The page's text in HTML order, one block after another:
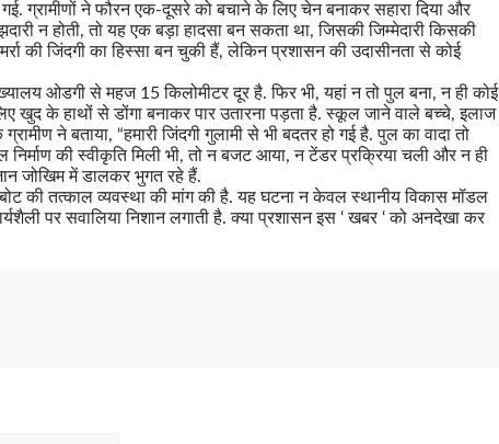
ग्रामीणों ने फौरन एक-दूसरे को बचाने के लिए चेन बनाकर सहारा दिया और
न होती, तो यह एक बड़ा हादसा बन सकता था, जिसकी जिम्मेदारी किसकी
की जिंदगी का हिस्सा बन चुकी हैं, लेकिन प्रशासन की उदासीनता से कोई
ओडगी से महज 15 किलोमीटर दूर है. फिर भी, यहां न तो पुल बना, न ही कोई
खुद के हाथों से डोंगा बनाकर पार उतारना पड़ता है. स्कूल जाने वाले बच्चे, इलाज
ने बताया, “हमारी जिंदगी गुलामी से भी बदतर हो गई है. पुल का वादा तो
की स्वीकृति मिली भी, तो न बजट आया, न टेंडर प्रक्रिया चली और न ही
जोखिम में डालकर भुगत रहे हैं.
की तत्काल व्यवस्था की मांग की है. यह घटना न केवल स्थानीय विकास मॉडल
पर सवालिया निशान लगाती है. क्या प्रशासन इस ‘ खबर ‘ को अनदेखा कर